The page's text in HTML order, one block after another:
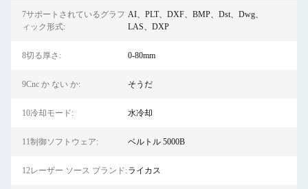
7サポートされているグラフ
ィック形式:
AI、PLT、DXF、BMP、Dst、Dwg、
LAS、DXP
8切る厚さ: 0-80mm
9Cnc か ない か: そうだ
10冷却モード: 水冷却
11制御ソフトウェア: ベルトル 5000B
12レーザー ソース ブランド:ライカス